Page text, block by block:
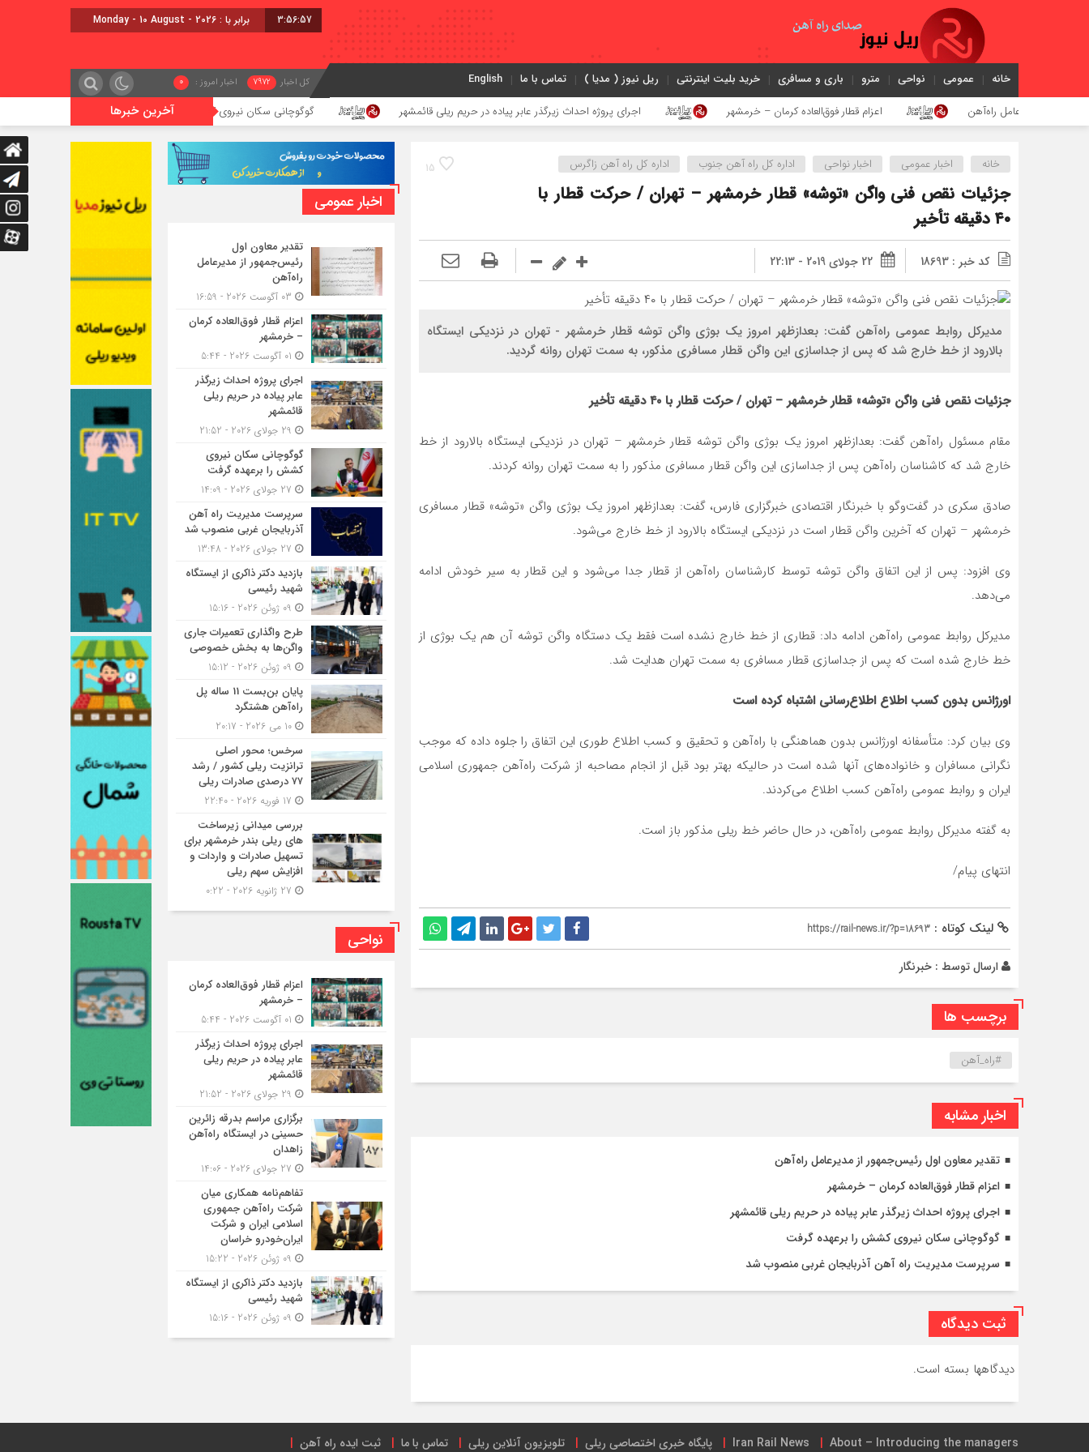
3:56:57 برابر با : Monday - 10 August - 2026
خانه عمومی نواحی مترو باری و مسافری خرید بلیت اینترنتی ریل نیوز ( مدیا ) تماس با ما English کل اخبار 7972 اخبار امروز : 0
آخرین خبرها مدیرعامل راه‌آهن اعزام قطار فوق‌العاده کرمان – خرمشهر اجرای پروژه احداث زیرگذر عابر پیاده در حریم ریلی قائمشهر گوگوچانی سکان نیروی کشش را برعهده گرفت
15 خانه اخبار عمومی اخبار نواحی اداره كل راه آهن جنوب اداره كل راه آهن زاگرس
جزئیات نقص فنی واگن «توشه» قطار خرمشهر – تهران / حرکت قطار با
۴۰ دقیقه تأخیر
کد خبر : 18693 22 جولای 2019 - 22:13
مدیرکل روابط عمومی راه‌آهن گفت: بعدازظهر امروز یک بوژی واگن توشه قطار خرمشهر - تهران در نزدیکی ایستگاه
بالارود از خط خارج شد که پس از جداسازی این واگن قطار مسافری مذکور، به سمت تهران روانه گردید.
جزئیات نقص فنی واگن «توشه» قطار خرمشهر – تهران / حرکت قطار با ۴۰ دقیقه تأخیر
مقام مسئول راه‌آهن گفت: بعدازظهر امروز یک بوژی واگن توشه قطار خرمشهر – تهران در نزدیکی ایستگاه بالارود از خط
خارج شد که کاشناسان راه‌آهن پس از جداسازی این واگن قطار مسافری مذکور را به سمت تهران روانه کردند.
صادق سکری در گفت‌وگو با خبرنگار اقتصادی خبرگزاری فارس، گفت: بعدازظهر امروز یک بوژی واگن «توشه» قطار مسافری
خرمشهر – تهران که آخرین واگن قطار است در نزدیکی ایستگاه بالارود از خط خارج می‌شود.
وی افزود: پس از این اتفاق واگن توشه توسط کارشناسان راه‌آهن از قطار جدا می‌شود و این قطار به سیر خودش ادامه
می‌دهد.
مدیرکل روابط عمومی راه‌آهن ادامه داد: قطاری از خط خارج نشده است فقط یک دستگاه واگن توشه آن هم یک بوژی از
خط خارج شده است که پس از جداسازی قطار مسافری به سمت تهران هدایت شد.
اورژانس بدون کسب اطلاع اطلاع‌رسانی اشتباه کرده است
وی بیان کرد: متأسفانه اورژانس بدون هماهنگی با راه‌آهن و تحقیق و کسب اطلاع طوری این اتفاق را جلوه داده‌ که موجب
نگرانی مسافران و خانواده‌های آنها شده است در حالیکه بهتر بود قبل از انجام مصاحبه از شرکت راه‌آهن جمهوری اسلامی
ایران و روابط عمومی راه‌آهن کسب اطلاع می‌کردند.
به گفته مدیرکل روابط عمومی راه‌آهن، در حال حاضر خط ریلی مذکور باز است.
انتهای پیام/
لینک کوتاه : https://rail-news.ir/?p=18693
ارسال توسط : خبرنگار
برچسب ها
#راه_آهن
اخبار مشابه
تقدیر معاون اول رئیس‌جمهور از مدیرعامل راه‌آهن
اعزام قطار فوق‌العاده کرمان – خرمشهر
اجرای پروژه احداث زیرگذر عابر پیاده در حریم ریلی قائمشهر
گوگوچانی سکان نیروی کشش را برعهده گرفت
سرپرست مدیریت راه آهن آذربایجان غربی منصوب شد
ثبت دیدگاه
دیدگاهها بسته است.
اخبار عمومی
تقدیر معاون اول
رئیس‌جمهور از مدیرعامل
راه‌آهن
اعزام قطار فوق‌العاده کرمان
– خرمشهر
اجرای پروژه احداث زیرگذر
عابر پیاده در حریم ریلی
قائمشهر
گوگوچانی سکان نیروی
کشش را برعهده گرفت
سرپرست مدیریت راه آهن
آذربایجان غربی منصوب شد
بازدید دکتر ذاکری از ایستگاه
شهید رئیسی
طرح واگذاری تعمیرات جاری
واگن‌ها به بخش خصوصی
پایان بن‌بست 11 ساله پل
راه‌آهن هشتگرد
سرخس؛ محور اصلی
ترانزیت ریلی کشور / رشد
۷۷ درصدی صادرات ریلی
بررسی میدانی زیرساخت
های ریلی بندر خرمشهر برای
تسهیل صادرات و واردات و
افزایش سهم ریلی
نواحی
اعزام قطار فوق‌العاده کرمان
– خرمشهر
اجرای پروژه احداث زیرگذر
عابر پیاده در حریم ریلی
قائمشهر
برگزاری مراسم بدرقه زائرین
حسینی در ایستگاه راه‌آهن
زاهدان
تفاهم‌نامه همکاری میان
شرکت راه‌آهن جمهوری
اسلامی ایران و شرکت
ایران‌خودرو خراسان
بازدید دکتر ذاکری از ایستگاه
شهید رئیسی
About – Introducing the managers
Iran Rail News پایگاه خبری اختصاصی ریلی تلویزیون آنلاین ریلی تماس با ما ثبت ایده راه آهن